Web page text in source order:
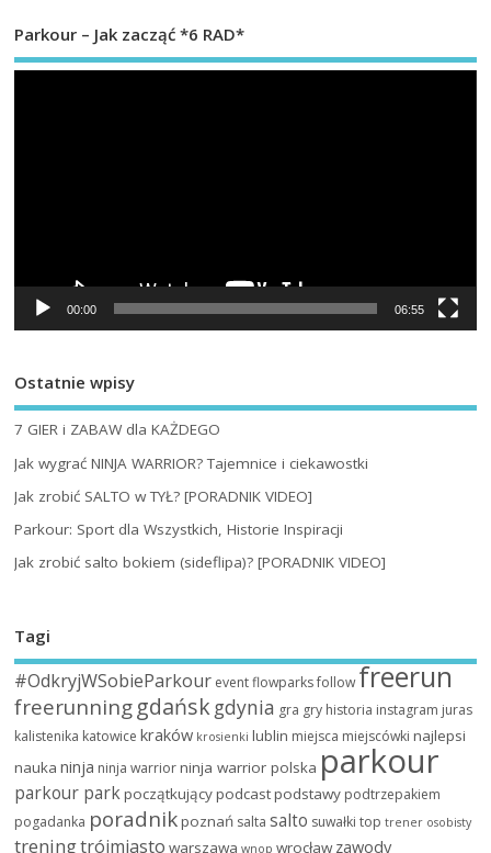
Parkour – Jak zacząć *6 RAD*
00:00 06:55
Ostatnie wpisy
7 GIER i ZABAW dla KAŻDEGO
Jak wygrać NINJA WARRIOR? Tajemnice i ciekawostki
Jak zrobić SALTO w TYŁ? [PORADNIK VIDEO]
Parkour: Sport dla Wszystkich, Historie Inspiracji
Jak zrobić salto bokiem (sideflipa)? [PORADNIK VIDEO]
Tagi
#OdkryjWSobieParkour event flowparks followfreerun
freerunninggdańskgdynia gra gry historia instagram juras
kalistenika katowice kraków krosienki lublin miejsca miejscówki najlepsi
nauka ninja ninja warrior ninja warrior polska parkour
parkour parkpoczątkującypodcastpodstawy podtrzepakiem
pogadanka poradnikpoznań salta salto suwałki top trener osobisty
treningtrójmiasto warszawa wnop wrocławzawody